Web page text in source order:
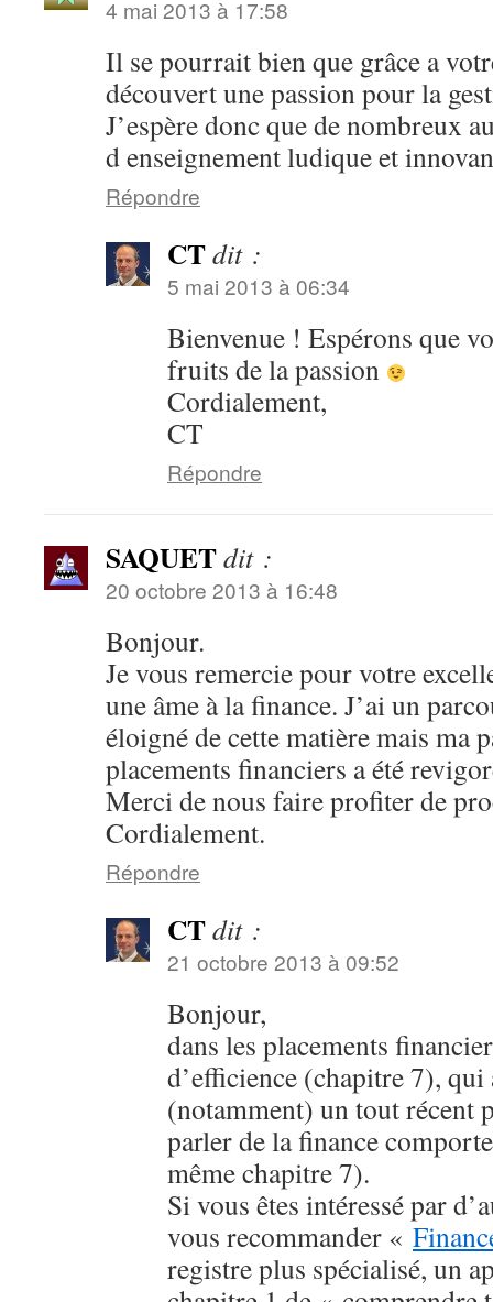
4 mai 2013 à 17:58
Il se pourrait bien que grâce a
découvert une passion pour la
J’espère donc que de nombreux
d enseignement ludique et
Répondre
CTdit :
5 mai 2013 à 06:34
Bienvenue ! Espérons que
fruits de la passion
Cordialement,
CT
Répondre
SAQUETdit :
20 octobre 2013 à 16:48
Bonjour.
Je vous remercie pour votre
une âme à la finance. J’ai un
éloigné de cette matière mais ma
placements financiers a été
Merci de nous faire profiter de
Cordialement.
Répondre
CTdit :
21 octobre 2013 à 09:52
Bonjour,
dans les placements
d’efficience (chapitre 7), qui
(notamment) un tout
parler de la finance
même chapitre 7).
Si vous êtes intéressé par
vous recommander «
registre plus spécialisé, un